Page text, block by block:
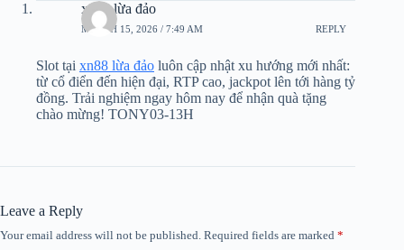
xn88 lừa đảo
MARCH 15, 2026 / 7:49 AM REPLY
Slot tại xn88 lừa đảo luôn cập nhật xu hướng mới nhất:
từ cổ điển đến hiện đại, RTP cao, jackpot lên tới hàng tỷ
đồng. Trải nghiệm ngay hôm nay để nhận quà tặng
chào mừng! TONY03-13H
Leave a Reply
Your email address will not be published. Required fields are marked *